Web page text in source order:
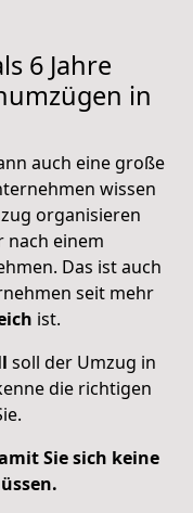
6 Jahre
in
auch eine große
wissen
organisieren
nach einem
Das ist auch
seit mehr
ist.
soll der Umzug in
die richtigen
Sie sich keine